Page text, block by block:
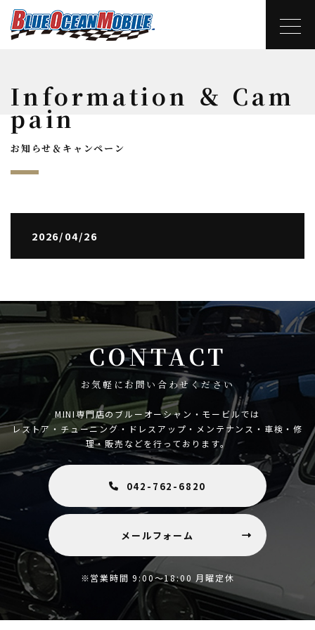
Information ＆ Cam
pain
お知らせ＆キャンペーン
2026/04/26
CONTACT
お気軽にお問い合わせください
MINI専門店のブルーオーシャン・モービルでは
レストア・チューニング・ドレスアップ・メンテナンス・車検・修
理・販売などを行っております。
042-762-6820
メールフォーム
※営業時間 9:00～18:00 月曜定休